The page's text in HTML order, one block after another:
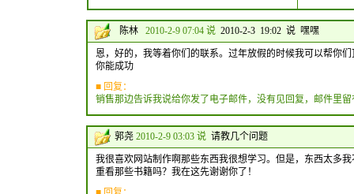
陈林 2010-2-9 07:04 说 2010-2-3 19:02 说 嘿嘿
恩，好的，我等着你们的联系。过年放假的时候我可以帮你
你能成功
■ 回复：
销售那边告诉我说给你发了电子邮件，没有见回复，邮件里
郭尧 2010-2-9 03:03 说 请教几个问题
我很喜欢网站制作啊那些东西我很想学习。但是，东西太多
重看那些书籍吗？我在这先谢谢你了！